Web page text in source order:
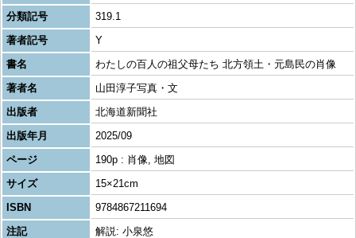
分類記号
319.1
著者記号
Y
書名
わたしの百人の祖父母たち 北方領土・元島民の肖像
著者名
山田淳子写真・文
出版者
北海道新聞社
出版年月
2025/09
ページ
190p : 肖像, 地図
サイズ
15×21cm
ISBN
9784867211694
注記
解説: 小泉悠